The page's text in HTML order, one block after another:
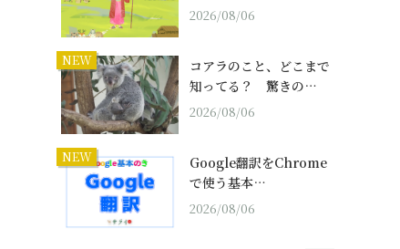
2026/08/06
NEW
コアラのこと、どこまで
知ってる？ 驚きの…
2026/08/06
NEW
Google翻訳をChrome
で使う基本…
2026/08/06